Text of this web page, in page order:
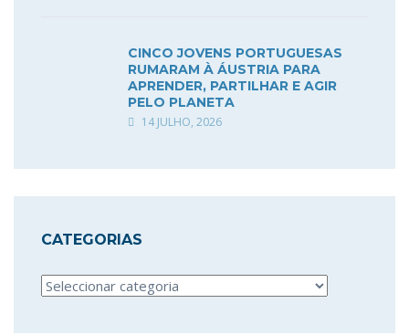
CINCO JOVENS PORTUGUESAS
RUMARAM À ÁUSTRIA PARA
APRENDER, PARTILHAR E AGIR
PELO PLANETA
14 JULHO, 2026
CATEGORIAS
Categorias